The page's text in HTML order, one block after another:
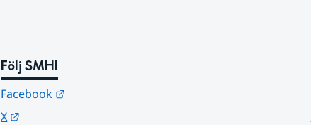
Följ SMHI
Facebook
X